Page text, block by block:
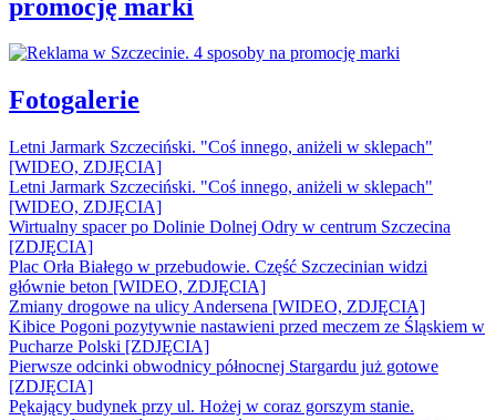
promocję marki
Fotogalerie
Letni Jarmark Szczeciński. "Coś innego, aniżeli w sklepach"
[WIDEO, ZDJĘCIA]
Letni Jarmark Szczeciński. "Coś innego, aniżeli w sklepach"
[WIDEO, ZDJĘCIA]
Wirtualny spacer po Dolinie Dolnej Odry w centrum Szczecina
[ZDJĘCIA]
Plac Orła Białego w przebudowie. Część Szczecinian widzi
głównie beton [WIDEO, ZDJĘCIA]
Zmiany drogowe na ulicy Andersena [WIDEO, ZDJĘCIA]
Kibice Pogoni pozytywnie nastawieni przed meczem ze Śląskiem w
Pucharze Polski [ZDJĘCIA]
Pierwsze odcinki obwodnicy północnej Stargardu już gotowe
[ZDJĘCIA]
Pękający budynek przy ul. Hożej w coraz gorszym stanie.